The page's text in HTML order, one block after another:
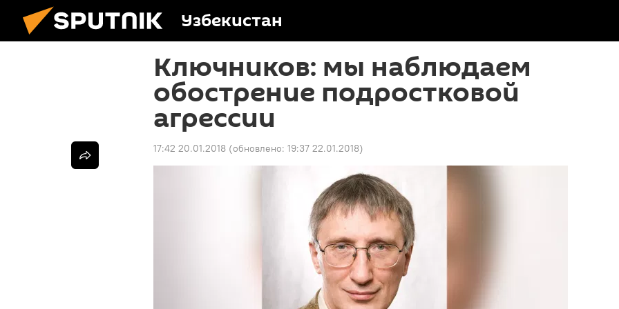
Узбекистан
Ключников: мы наблюдаем
обострение подростковой
агрессии
17:42 20.01.2018 (обновлено: 19:37 22.01.2018)